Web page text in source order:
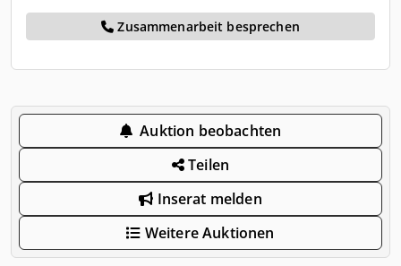
Zusammenarbeit besprechen
Auktion beobachten
Teilen
Inserat melden
Weitere Auktionen